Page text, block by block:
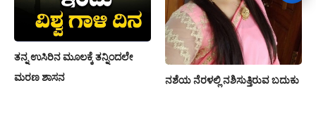
ತನ್ನ ಉಸಿರಿನ ಮೂಲಕ್ಕೆ ತನ್ನಿಂದಲೇ
ಮರಣ ಶಾಸನ
ನಶೆಯ ನೆರಳಲ್ಲಿ ನಶಿಸುತ್ತಿರುವ ಬದುಕು